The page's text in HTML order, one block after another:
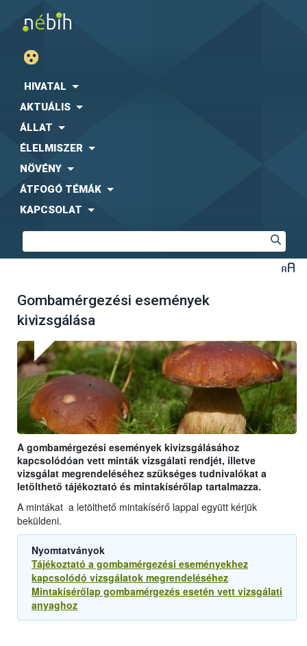
HIVATAL
AKTUÁLIS
ÁLLAT
ÉLELMISZER
NÖVÉNY
ÁTFOGÓ TÉMÁK
KAPCSOLAT
Gombamérgezési események
kivizsgálása
A gombamérgezési események kivizsgálásához
kapcsolódóan vett minták vizsgálati rendjét, illetve
vizsgálat megrendeléséhez szükséges tudnivalókat a
letölthető tájékoztató és mintakísérőlap tartalmazza.
A mintákat a letölthető mintakísérő lappal együtt kérjük
beküldeni.
Nyomtatványok
Tájékoztató a gombamérgezési eseményekhez
kapcsolódó vizsgálatok megrendeléséhez
Mintakísérőlap gombamérgezés esetén vett vizsgálati
anyaghoz